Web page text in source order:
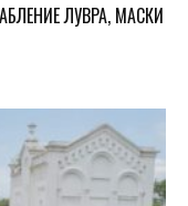
ЛУВРА, МАСКИ